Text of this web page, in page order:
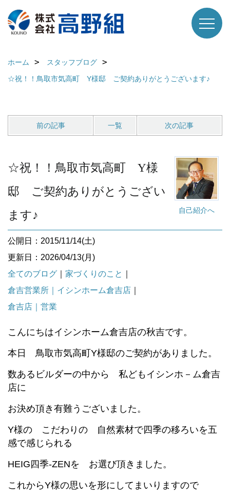
ホーム
スタッフブログ
☆祝！！鳥取市気高町 Y様邸 ご契約ありがとうございます♪
前の記事 一覧 次の記事
自己紹介へ
☆祝！！鳥取市気高町 Y様
邸 ご契約ありがとうござい
ます♪
公開日：2015/11/14(土)
更新日：2026/04/13(月)
全てのブログ
家づくりのこと
倉吉営業所｜イシンホーム倉吉店
倉吉店｜営業
こんにちはイシンホーム倉吉店の秋吉です。
本日 鳥取市気高町Y様邸のご契約がありました。
数あるビルダーの中から 私どもイシンホ－ム倉吉
店に
お決め頂き有難うございました。
Y様の こだわりの 自然素材で四季の移ろいを五
感で感じられる
HEIG四季-ZENを お選び頂きました。
これからY様の思いを形にしてまいりますので